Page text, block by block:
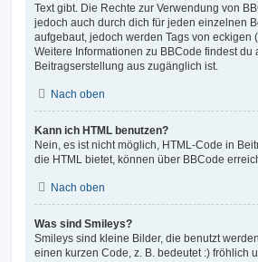
Text gibt. Die Rechte zur Verwendung von
jedoch auch durch dich für jeden einzelnen
aufgebaut, jedoch werden Tags von eckigen
Weitere Informationen zu BBCode findest
Beitragserstellung aus zugänglich ist.
Nach oben
Kann ich HTML benutzen?
Nein, es ist nicht möglich, HTML-Code in
die HTML bietet, können über BBCode
Nach oben
Was sind Smileys?
Smileys sind kleine Bilder, die benutzt
einen kurzen Code, z. B. bedeutet :) fröhlich